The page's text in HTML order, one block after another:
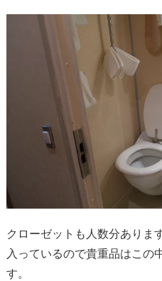
クローゼットも人数分ありま
入っているので貴重品はこの
す。